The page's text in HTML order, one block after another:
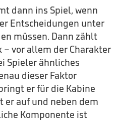
dann ins Spiel, wenn
Entscheidungen unter
müssen. Dann zählt
vor allem der Charakter
Spieler ähnliches
dieser Faktor
er für die Kabine
er auf und neben dem
Komponente ist